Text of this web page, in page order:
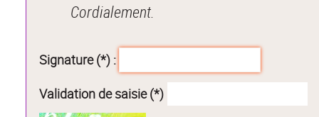
Cordialement.
Signature (*) :
Validation de saisie (*)